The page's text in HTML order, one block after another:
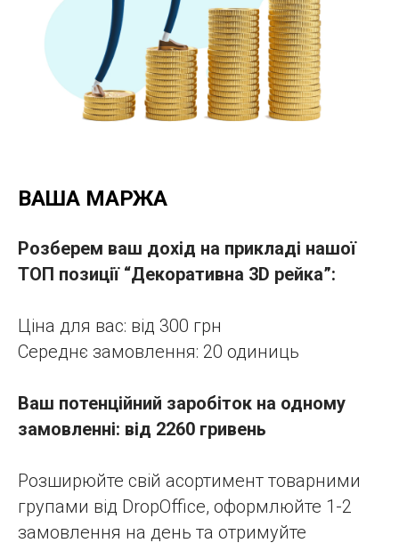
ВАША МАРЖА
Розберем ваш дохід на прикладі нашої
ТОП позиції “Декоративна 3D рейка”:
Ціна для вас: від 300 грн
Середнє замовлення: 20 одиниць
Ваш потенційний заробіток на одному
замовленні: від 2260 гривень
Розширюйте свій асортимент товарними
групами від DropOffice, оформлюйте 1-2
замовлення на день та отримуйте